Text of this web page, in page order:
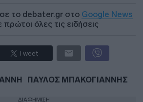
το debater.gr στο Google News
πρώτοι όλες τις ειδήσεις
Tweet
ΠΑΥΛΟΣ ΜΠΑΚΟΓΙΑΝΝΗΣ
ΔΙΑΦΗΜΙΣΗ